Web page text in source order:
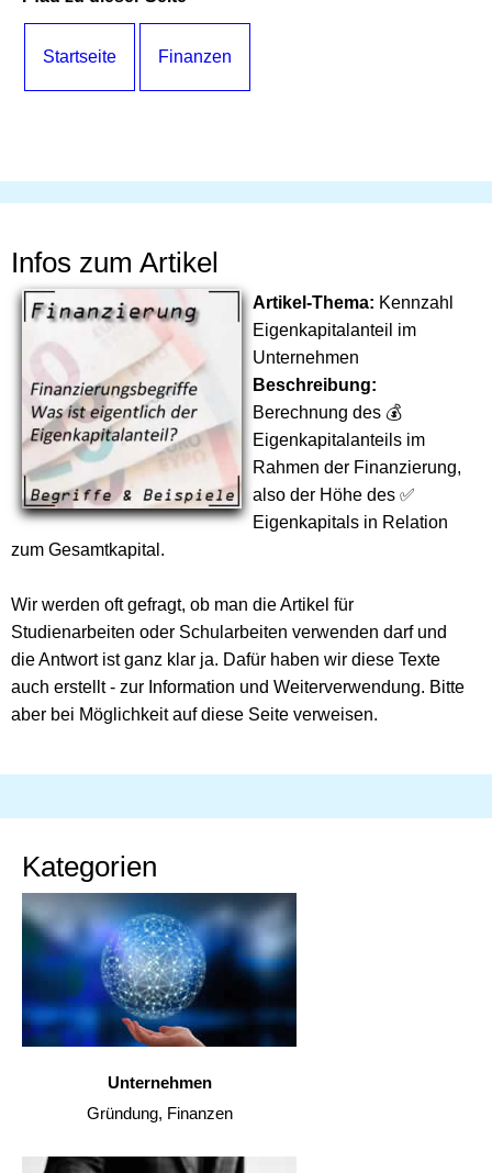
Startseite Finanzen
Infos zum Artikel
Artikel-Thema: Kennzahl
Eigenkapitalanteil im
Unternehmen
Beschreibung:
Berechnung des 💰
Eigenkapitalanteils im
Rahmen der Finanzierung,
also der Höhe des ✅
Eigenkapitals in Relation
zum Gesamtkapital.
Wir werden oft gefragt, ob man die Artikel für
Studienarbeiten oder Schularbeiten verwenden darf und
die Antwort ist ganz klar ja. Dafür haben wir diese Texte
auch erstellt - zur Information und Weiterverwendung. Bitte
aber bei Möglichkeit auf diese Seite verweisen.
Kategorien
Unternehmen
Gründung, Finanzen